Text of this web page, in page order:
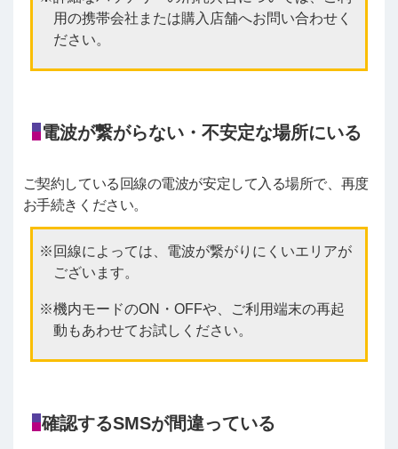
用の携帯会社または購入店舗へお問い合わせく
ださい。
電波が繋がらない・不安定な場所にいる
ご契約している回線の電波が安定して入る場所で、再度
お手続きください。
回線によっては、電波が繋がりにくいエリアが
ございます。
機内モードのON・OFFや、ご利用端末の再起
動もあわせてお試しください。
確認するSMSが間違っている